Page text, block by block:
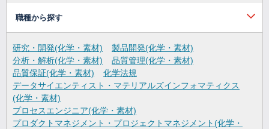
職種から探す
研究・開発(化学・素材)
製品開発(化学・素材)
分析・解析(化学・素材)
品質管理(化学・素材)
品質保証(化学・素材)
化学法規
データサイエンティスト・マテリアルズインフォマティクス
(化学・素材)
プロセスエンジニア(化学・素材)
プロダクトマネジメント・プロジェクトマネジメント(化学・